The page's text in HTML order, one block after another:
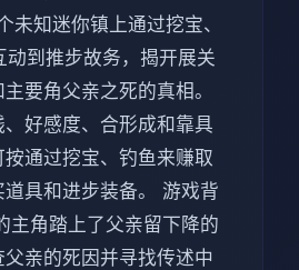
未知迷你镇上通过挖宝、
动到推步故务，揭开展关
要角父亲之死的真相。
好感度、合形成和靠具
通过挖宝、钓鱼来赚取
具和进步装备。 游戏背
主角踏上了父亲留下降的
亲的死因并寻找传述中